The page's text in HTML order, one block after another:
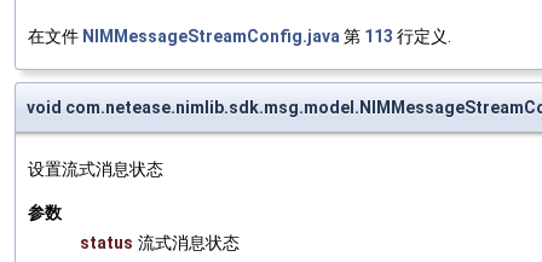
在文件 NIMMessageStreamConfig.java 第 113 行定义.
void
设置流式消息状态
参数
status 流式消息状态